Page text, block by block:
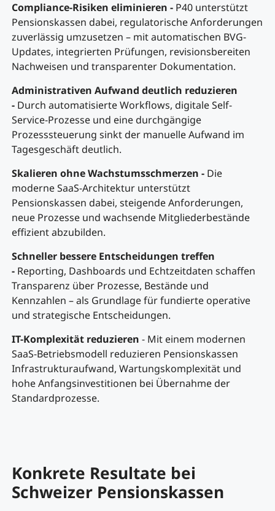
Compliance-Risiken eliminieren - P40 unterstützt
Pensionskassen dabei, regulatorische Anforderungen
zuverlässig umzusetzen – mit automatischen BVG-
Updates, integrierten Prüfungen, revisionsbereiten
Nachweisen und transparenter Dokumentation.
Administrativen Aufwand deutlich reduzieren
- Durch automatisierte Workflows, digitale Self-
Service-Prozesse und eine durchgängige
Prozesssteuerung sinkt der manuelle Aufwand im
Tagesgeschäft deutlich.
Skalieren ohne Wachstumsschmerzen - Die
moderne SaaS-Architektur unterstützt
Pensionskassen dabei, steigende Anforderungen,
neue Prozesse und wachsende Mitgliederbestände
effizient abzubilden.
Schneller bessere Entscheidungen treffen
- Reporting, Dashboards und Echtzeitdaten schaffen
Transparenz über Prozesse, Bestände und
Kennzahlen – als Grundlage für fundierte operative
und strategische Entscheidungen.
IT-Komplexität reduzieren - Mit einem modernen
SaaS-Betriebsmodell reduzieren Pensionskassen
Infrastrukturaufwand, Wartungskomplexität und
hohe Anfangsinvestitionen bei Übernahme der
Standardprozesse.
Konkrete Resultate bei
Schweizer Pensionskassen